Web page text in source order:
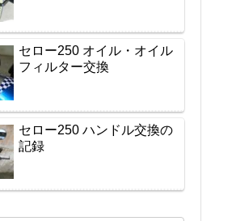
セロー250 オイル・オイル
フィルター交換
セロー250 ハンドル交換の
記録